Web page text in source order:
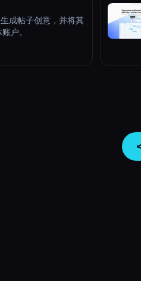
成帖子创意，并将其
户。